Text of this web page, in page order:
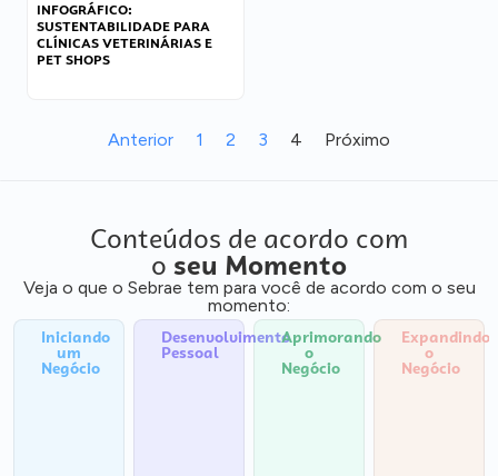
INFOGRÁFICO:
SUSTENTABILIDADE PARA
CLÍNICAS VETERINÁRIAS E
PET SHOPS
Anterior 1 2 3 4 Próximo
Conteúdos de acordo com
o seu Momento
Veja o que o Sebrae tem para você de acordo com o seu
momento:
Iniciando
um
Negócio
Desenvolvimento
Pessoal
Aprimorando
o
Negócio
Expandindo
o
Negócio